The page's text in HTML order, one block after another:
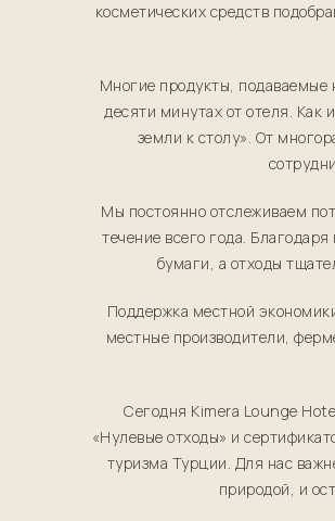
косметических средств
Многие продукты, подаваемые
десяти минутах от отеля. Как
земли к столу». От
Мы постоянно отслеживаем
течение всего года.
бумаги, а отходы
Поддержка местной
местные производители,
Сегодня Kimera Lounge
«Нулевые отходы» и
туризма Турции. Для нас
природой, и